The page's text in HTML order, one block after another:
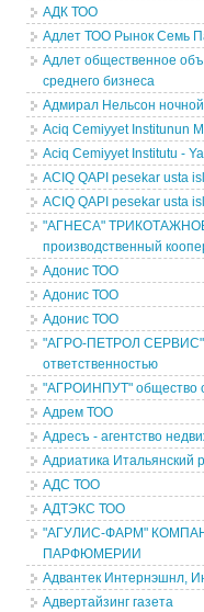
АДК ТОО
Адлет ТОО Рынок Семь
Адлет общественное
среднего бизнеса
Адмирал Нельсон ночной
Aciq Cemiyyet Institunun
Aciq Cemiyyet Institutu -
ACIQ QAPI pesekar usta
ACIQ QAPI pesekar usta
"АГНЕСА"
производственный
Адонис ТОО
Адонис ТОО
Адонис ТОО
"АГРО-ПЕТРОЛ СЕРВИС"
ответственностью
"АГРОИНПУТ" общество с
Адрем ТОО
Адресъ - агентство
Адриатика Итальянский
АДС ТОО
АДТЭКС ТОО
"АГУЛИС-ФАРМ"
ПАРФЮМЕРИИ
Адвантек Интернэшнл,
Адвертайзинг газета